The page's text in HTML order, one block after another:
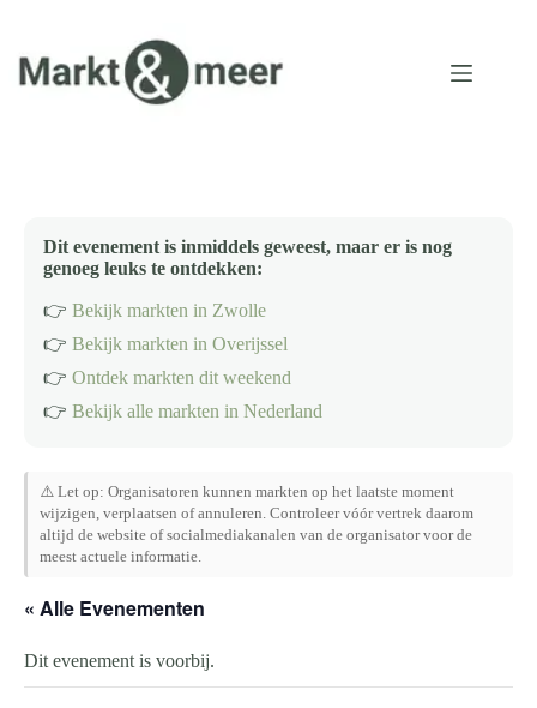
inhoud
Dit evenement is inmiddels geweest, maar er is nog
genoeg leuks te ontdekken:
👉 Bekijk markten in Zwolle
👉 Bekijk markten in Overijssel
👉 Ontdek markten dit weekend
👉 Bekijk alle markten in Nederland
⚠️ Let op: Organisatoren kunnen markten op het laatste moment
wijzigen, verplaatsen of annuleren. Controleer vóór vertrek daarom
altijd de website of socialmediakanalen van de organisator voor de
meest actuele informatie.
« Alle Evenementen
Dit evenement is voorbij.